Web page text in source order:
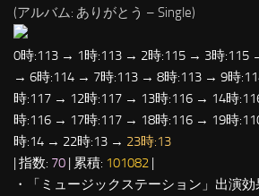
(アルバム: ありがとう – Single)
0時:113 → 1時:113 → 2時:115 → 3時:115
→ 6時:114 → 7時:113 → 8時:113 → 9時
時:117 → 12時:117 → 13時:116 → 14時
時:116 → 17時:117 → 18時:116 → 19時
時:14 → 22時:13 → 23時:13
| 指数: 70 | 累積: 101082 |
・「ミュージックステーション」出演